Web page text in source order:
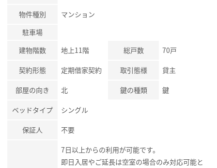
物件種別
マンション
駐車場
建物階数
地上11階 総戸数 70戸
契約形態 定期借家契約 取引態様 貸主
部屋の向き 北 鍵の種類 鍵
ベッドタイプ シングル
保証人 不要
7日以上からの利用が可能です。
即日入居やご延長は空室の場合のみ対応可能と